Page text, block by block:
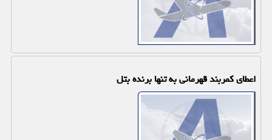
اعطای کمربند قهرمانی به تنها برنده بتل